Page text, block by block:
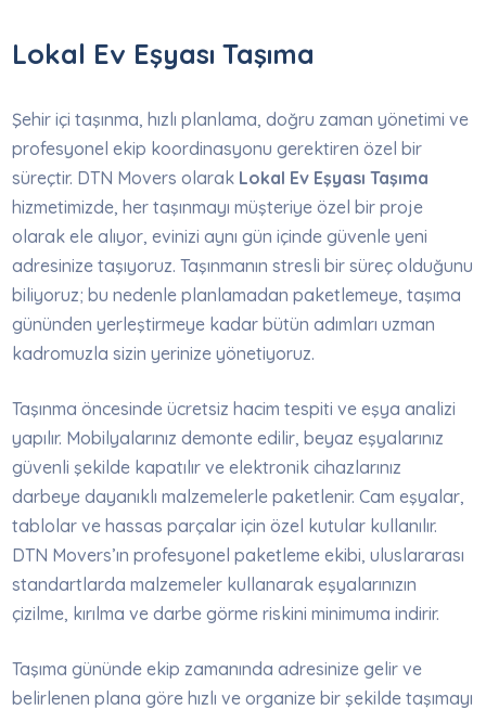
Lokal Ev Eşyası Taşıma
Şehir içi taşınma, hızlı planlama, doğru zaman yönetimi ve
profesyonel ekip koordinasyonu gerektiren özel bir
süreçtir. DTN Movers olarak Lokal Ev Eşyası Taşıma
hizmetimizde, her taşınmayı müşteriye özel bir proje
olarak ele alıyor, evinizi aynı gün içinde güvenle yeni
adresinize taşıyoruz. Taşınmanın stresli bir süreç olduğunu
biliyoruz; bu nedenle planlamadan paketlemeye, taşıma
gününden yerleştirmeye kadar bütün adımları uzman
kadromuzla sizin yerinize yönetiyoruz.
Taşınma öncesinde ücretsiz hacim tespiti ve eşya analizi
yapılır. Mobilyalarınız demonte edilir, beyaz eşyalarınız
güvenli şekilde kapatılır ve elektronik cihazlarınız
darbeye dayanıklı malzemelerle paketlenir. Cam eşyalar,
tablolar ve hassas parçalar için özel kutular kullanılır.
DTN Movers’ın profesyonel paketleme ekibi, uluslararası
standartlarda malzemeler kullanarak eşyalarınızın
çizilme, kırılma ve darbe görme riskini minimuma indirir.
Taşıma gününde ekip zamanında adresinize gelir ve
belirlenen plana göre hızlı ve organize bir şekilde taşımayı